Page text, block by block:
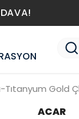
Tıtanyum Gold
ACAR